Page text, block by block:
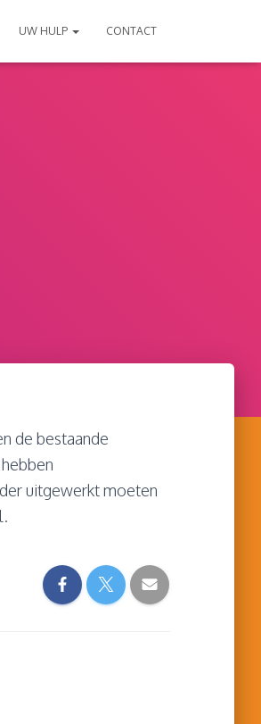
UW HULP CONTACT
de bestaande
uitgewerkt moeten